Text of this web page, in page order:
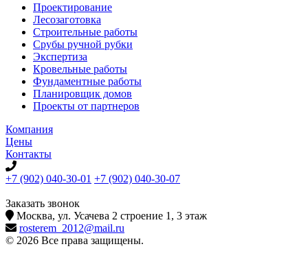
Проектирование
Лесозаготовка
Строительные работы
Срубы ручной рубки
Экспертиза
Кровельные работы
Фундаментные работы
Планировщик домов
Проекты от партнеров
Компания
Цены
Контакты
+7 (902) 040-30-01 +7 (902) 040-30-07
Заказать звонок
Москва, ул. Усачева 2 строение 1, 3 этаж
rosterem_2012@mail.ru
© 2026 Все права защищены.